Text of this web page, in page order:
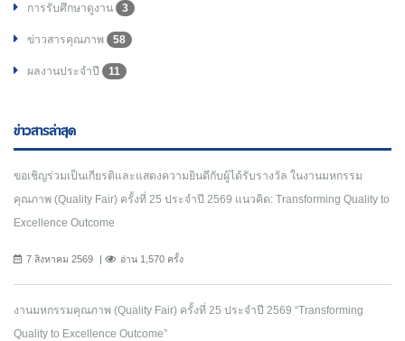
การรับศึกษาดูงาน 3
ข่าวสารคุณภาพ 58
ผลงานประจำปี 11
ข่าวสารล่าสุด
ขอเชิญร่วมเป็นเกียรติและแสดงความยินดีกับผู้ได้รับรางวัล ในงานมหกรรม
คุณภาพ (Quality Fair) ครั้งที่ 25 ประจำปี 2569 แนวคิด: Transforming Quality to
Excellence Outcome
7 สิงหาคม 2569 อ่าน 1,570 ครั้ง
งานมหกรรมคุณภาพ (Quality Fair) ครั้งที่ 25 ประจำปี 2569 “Transforming
Quality to Excellence Outcome”